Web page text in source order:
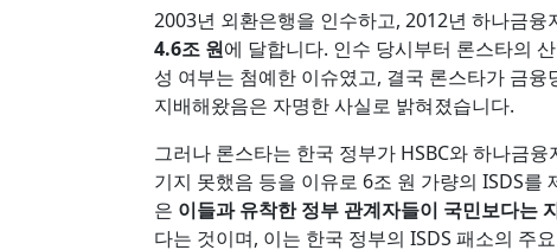
2003년 외환은행을 인수하고, 2012년 하나금융
4.6조 원에 달합니다. 인수 당시부터 론스타의
성 여부는 첨예한 이슈였고, 결국 론스타가 금
지배해왔음은 자명한 사실로 밝혀졌습니다.
그러나 론스타는 한국 정부가 HSBC와 하나금
기지 못했음 등을 이유로 6조 원 가량의 ISDS
은 이들과 유착한 정부 관계자들이 국민보다는
다는 것이며, 이는 한국 정부의 ISDS 패소의 주